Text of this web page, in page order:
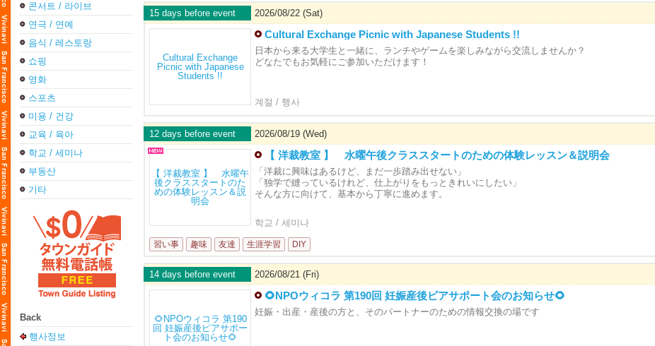
콘서트 / 라이브
연극 / 연예
음식 / 레스토랑
쇼핑
영화
스포츠
미용 / 건강
교육 / 육아
학교 / 세미나
부동산
기타
Back
행사정보
15 days before event 2026/08/22 (Sat)
Cultural Exchange Picnic with Japanese Students !!
日本から来る大学生と一緒に、ランチやゲームを楽しみながら交流しませんか？
どなたでもお気軽にご参加いただけます！
계절 / 행사
12 days before event 2026/08/19 (Wed)
【 洋裁教室 】 水曜午後クラススタートのための体験レッスン＆説明会
「洋裁に興味はあるけど、まだ一歩踏み出せない」
「独学で縫っているけれど、仕上がりをもっときれいにしたい」
そんな方に向けて、基本から丁寧に進めます。
학교 / 세미나
習い事 趣味 友達 生涯学習 DIY
14 days before event 2026/08/21 (Fri)
🌻NPOウィコラ 第190回 妊娠産後ピアサポート会のお知らせ🌻
妊娠・出産・産後の方と、そのパートナーのための情報交換の場です